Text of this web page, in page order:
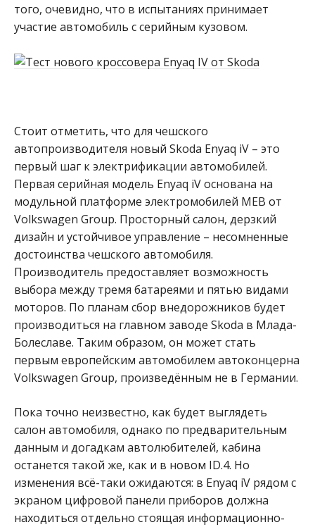
того, очевидно, что в испытаниях принимает
участие автомобиль с серийным кузовом.
Стоит отметить, что для чешского
автопроизводителя новый Skoda Enyaq iV – это
первый шаг к электрификации автомобилей.
Первая серийная модель Enyaq iV основана на
модульной платформе электромобилей MEB от
Volkswagen Group. Просторный салон, дерзкий
дизайн и устойчивое управление – несомненные
достоинства чешского автомобиля.
Производитель предоставляет возможность
выбора между тремя батареями и пятью видами
моторов. По планам сбор внедорожников будет
производиться на главном заводе Skoda в Млада-
Болеславе. Таким образом, он может стать
первым европейским автомобилем автоконцерна
Volkswagen Group, произведённым не в Германии.
Пока точно неизвестно, как будет выглядеть
салон автомобиля, однако по предварительным
данным и догадкам автолюбителей, кабина
останется такой же, как и в новом ID.4. Но
изменения всё-таки ожидаются: в Enyaq iV рядом с
экраном цифровой панели приборов должна
находиться отдельно стоящая информационно-